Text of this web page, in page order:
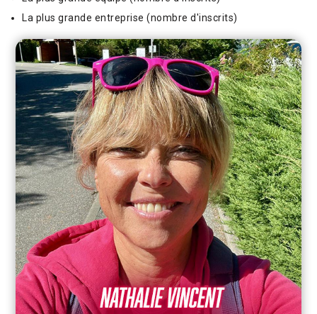
La plus grande entreprise (nombre d'inscrits)